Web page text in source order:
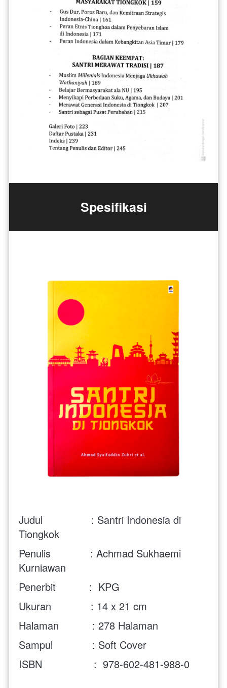
Spesifikasi
Judul                : Santri Indonesia di
Tiongkok
Penulis             : Achmad Sukhaemi
Kurniawan
Penerbit           :  KPG
Ukuran             : 14 x 21 cm
Halaman           : 278 Halaman
Sampul             : Soft Cover
ISBN                 : 978-602-481-988-0